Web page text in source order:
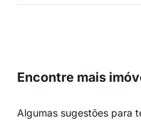
Encontre mais
Algumas sugestões para